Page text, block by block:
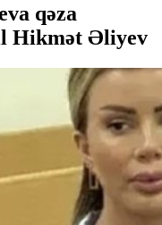
qəza
Hikmət Əliyev